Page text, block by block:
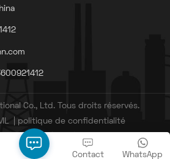
céramique pour pistolets à
air chaud.
Co., Ltd. Tous droits réservés.
politique de confidentialité
EN CHARGE
闽ICP备20010238号-3
WhatsApp
Contact